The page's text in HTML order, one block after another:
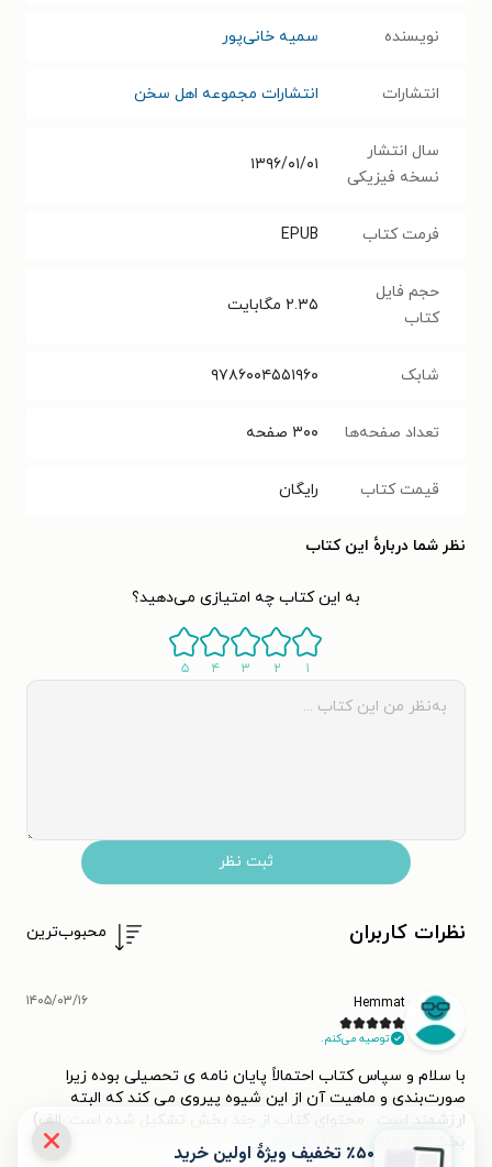
نویسنده سمیه خانی‌پور
انتشارات انتشارات مجموعه اهل سخن
سال انتشار
نسخه فیزیکی
۱۳۹۶/۰۱/۰۱
فرمت کتاب EPUB
حجم فایل
کتاب
۲.۳۵ مگابایت
شابک ۹۷۸۶۰۰۴۵۵۱۹۶۰
تعداد صفحه‌ها ۳۰۰ صفحه
قیمت کتاب رایگان
نظر شما دربارهٔ این کتاب
به این کتاب چه امتیازی می‌دهید؟
۱ ۲ ۳ ۴ ۵
ثبت نظر
نظرات کاربران محبوب‌ترین
Hemmat
توصیه می‌کنم.
۱۴۰۵/۰۳/۱۶
با سلام و سپاس کتاب احتمالاً پایان نامه ی تحصیلی بوده زیرا
صورت‌بندی و ماهیت آن از این شیوه پیروی می کند که البته
ارزشمند است . محتوای کتاب از چند بخش تشکیل شده است: الف)
بخش اول کتاب مربوط به
بیشتر ٪۵۰ تخفیف ویژۀ اولین خرید